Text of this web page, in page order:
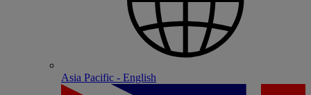
Asia Pacific - English